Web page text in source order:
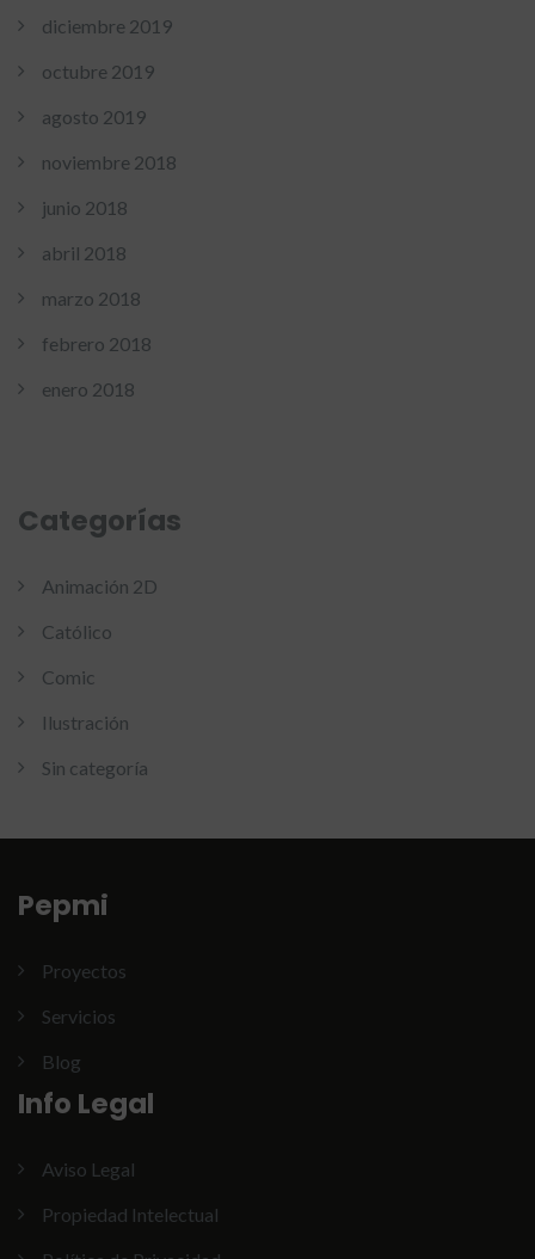
diciembre 2019
octubre 2019
agosto 2019
noviembre 2018
junio 2018
abril 2018
marzo 2018
febrero 2018
enero 2018
Categorías
Animación 2D
Católico
Comic
Ilustración
Sin categoría
Pepmi
Proyectos
Servicios
Blog
Info Legal
Aviso Legal
Propiedad Intelectual